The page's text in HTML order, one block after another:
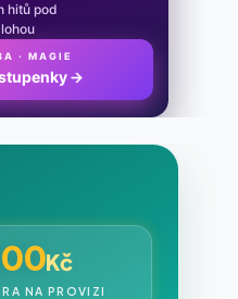
hitů pod
· MAGIE
→
Kč
NA PROVIZI